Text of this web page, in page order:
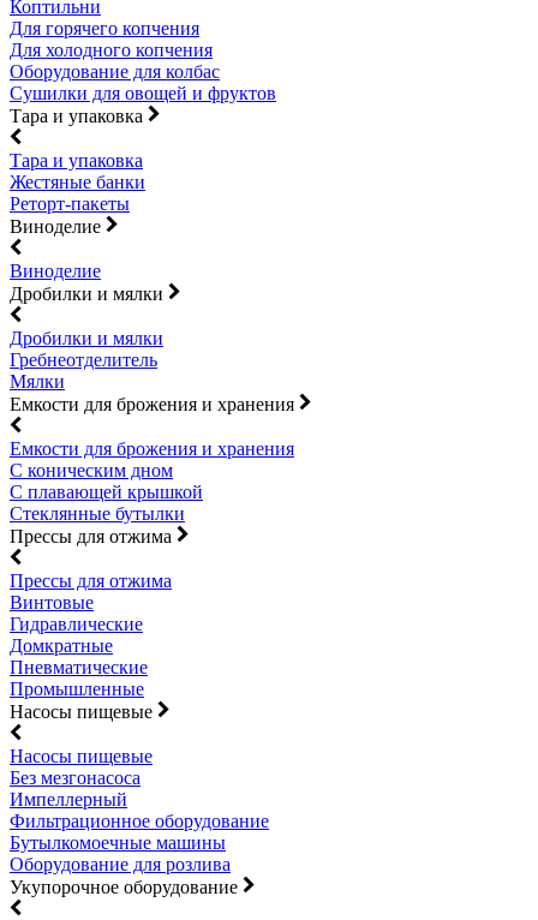
Коптильни
Для горячего копчения
Для холодного копчения
Оборудование для колбас
Сушилки для овощей и фруктов
Тара и упаковка
Тара и упаковка
Жестяные банки
Реторт-пакеты
Виноделие
Виноделие
Дробилки и мялки
Дробилки и мялки
Гребнеотделитель
Мялки
Емкости для брожения и хранения
Емкости для брожения и хранения
С коническим дном
С плавающей крышкой
Стеклянные бутылки
Прессы для отжима
Прессы для отжима
Винтовые
Гидравлические
Домкратные
Пневматические
Промышленные
Насосы пищевые
Насосы пищевые
Без мезгонасоса
Импеллерный
Фильтрационное оборудование
Бутылкомоечные машины
Оборудование для розлива
Укупорочное оборудование